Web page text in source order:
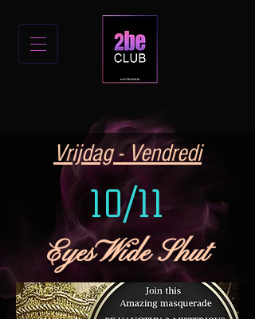
Vrijdag - Vendredi
10/11
EyesWide Shut